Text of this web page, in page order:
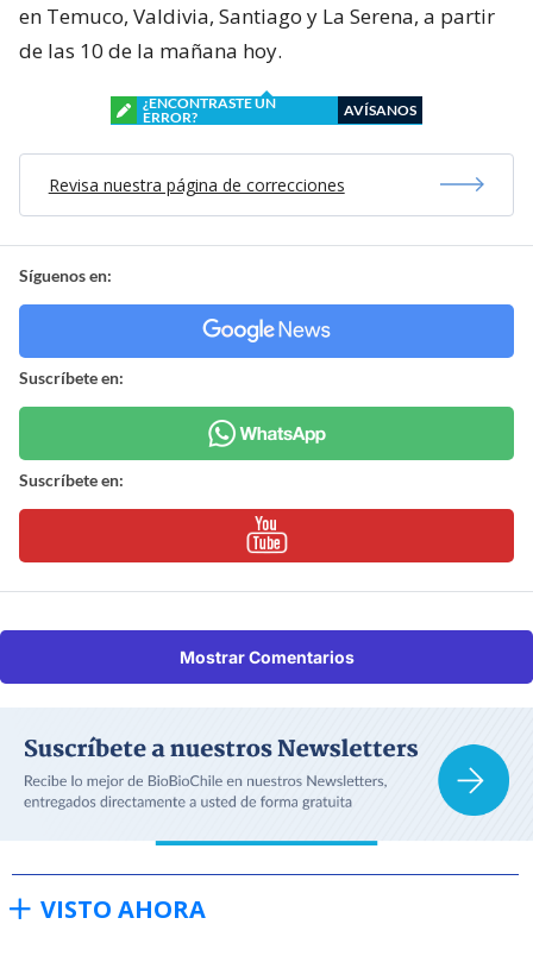
en Temuco, Valdivia, Santiago y La Serena, a partir
de las 10 de la mañana hoy.
¿ENCONTRASTE UN
ERROR?
AVÍSANOS
Revisa nuestra página de correcciones
Síguenos en:
Suscríbete en:
Suscríbete en:
Mostrar Comentarios
VISTO AHORA